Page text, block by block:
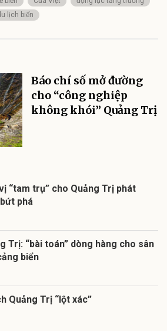
lịch biển
Báo chí số mở đường
cho “công nghiệp
không khói” Quảng Trị
“tam trụ” cho Quảng Trị phát
phá
Trị: “bài toán” dòng hàng cho sân
biển
Quảng Trị “lột xác”